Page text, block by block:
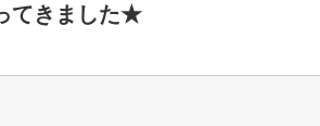
てきました★